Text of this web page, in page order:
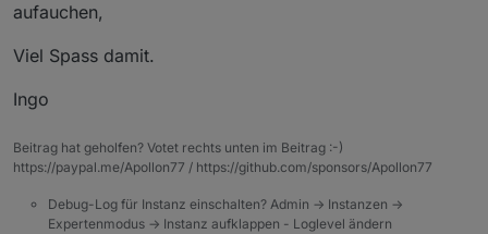
aufauchen,
Viel Spass damit.
Ingo
Beitrag hat geholfen? Votet rechts unten im Beitrag :-)
https://paypal.me/Apollon77 / https://github.com/sponsors/Apollon77
Debug-Log für Instanz einschalten? Admin -> Instanzen ->
Expertenmodus -> Instanz aufklappen - Loglevel ändern